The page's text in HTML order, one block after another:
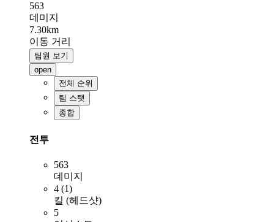
563
데미지
7.30km
이동 거리
팀원 보기
open
전체 순위
팀 스탯
종합
전투
563
데미지
4 (1)
킬 (헤드샷)
5